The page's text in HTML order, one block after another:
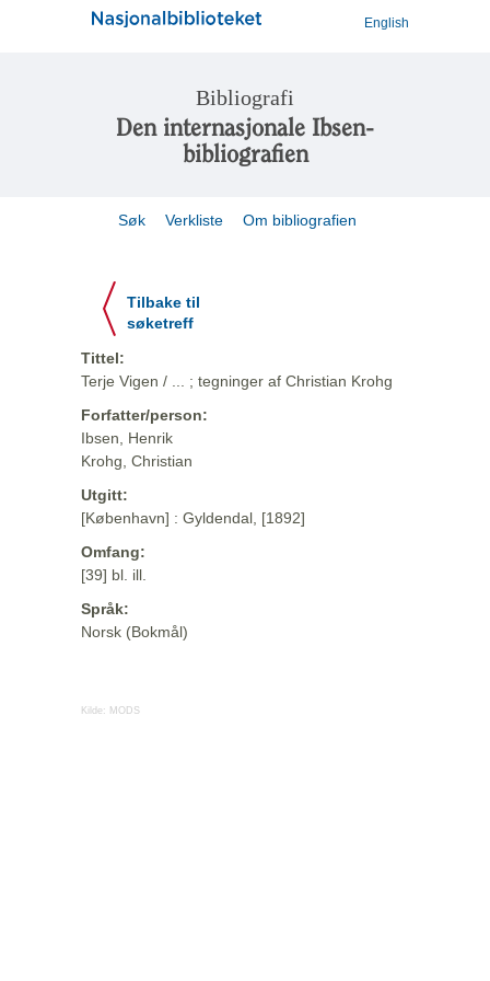
English
Bibliografi
Den internasjonale Ibsen-
bibliografien
Søk Verkliste Om bibliografien
Tilbake til
søketreff
Tittel:
Terje Vigen / ... ; tegninger af Christian Krohg
Forfatter/person:
Ibsen, Henrik
Krohg, Christian
Utgitt:
[København] : Gyldendal, [1892]
Omfang:
[39] bl. ill.
Språk:
Norsk (Bokmål)
Kilde: MODS